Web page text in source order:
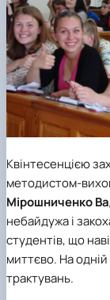
Квінтесенцією
методистом-
Мірошниченко
небайдужа і
студентів, що
миттєво. На одній
трактувань.